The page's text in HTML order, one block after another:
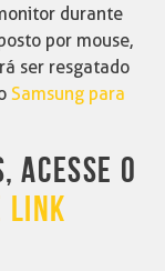
durante
por mouse,
ser resgatado
Samsung para
ACESSE O
LINK